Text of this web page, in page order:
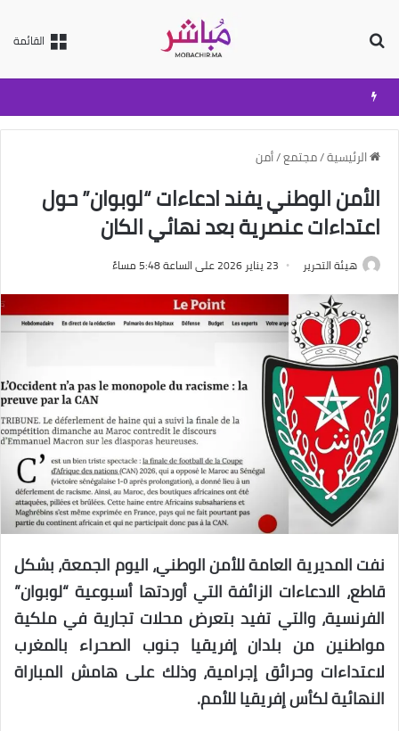
القائمة
الرئيسية/مجتمع/أمن
الأمن الوطني يفند ادعاءات “لوبوان” حول
اعتداءات عنصرية بعد نهائي الكان
هيئة التحرير 23 يناير 2026 على الساعة 5:48 مساءً
نفت المديرية العامة للأمن الوطني، اليوم الجمعة، بشكل
قاطع، الادعاءات الزائفة التي أوردتها أسبوعية “لوبوان”
الفرنسية، والتي تفيد بتعرض محلات تجارية في ملكية
مواطنين من بلدان إفريقيا جنوب الصحراء بالمغرب
لاعتداءات وحرائق إجرامية، وذلك على هامش المباراة
النهائية لكأس إفريقيا للأمم.